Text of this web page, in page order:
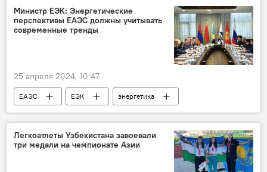
Министр ЕЭК: Энергетические
перспективы ЕАЭС должны учитывать
современные тренды
25 апреля 2024, 10:47
ЕАЭС ЕЭК
энергетика
экология
возобновляемые источники энергии
Легкоатлеты Узбекистана завоевали
три медали на чемпионате Азии